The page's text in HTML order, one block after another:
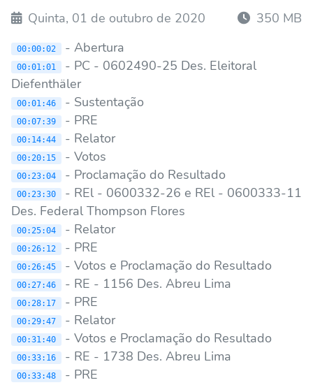
Quinta, 01 de outubro de 2020 350 MB
00:00:02 - Abertura
00:01:01
- PC - 0602490-25 Des. Eleitoral
Diefenthäler
00:01:46 - Sustentação
00:07:39 - PRE
00:14:44 - Relator
00:20:15 - Votos
00:23:04 - Proclamação do Resultado
00:23:30
- REl - 0600332-26 e REl - 0600333-11
Des. Federal Thompson Flores
00:25:04 - Relator
00:26:12 - PRE
00:26:45 - Votos e Proclamação do Resultado
00:27:46 - RE - 1156 Des. Abreu Lima
00:28:17 - PRE
00:29:47 - Relator
00:31:40 - Votos e Proclamação do Resultado
00:33:16 - RE - 1738 Des. Abreu Lima
00:33:48 - PRE